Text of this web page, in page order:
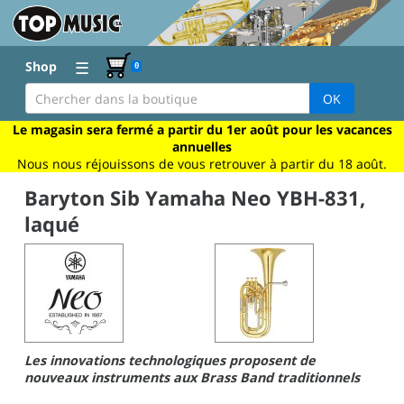
Shop ☰ 0
OK
Le magasin sera fermé a partir du 1er août pour les vacances
annuelles
Nous nous réjouissons de vous retrouver à partir du 18 août.
Baryton Sib Yamaha Neo YBH-831,
laqué
Les innovations technologiques proposent de
nouveaux instruments aux Brass Band traditionnels